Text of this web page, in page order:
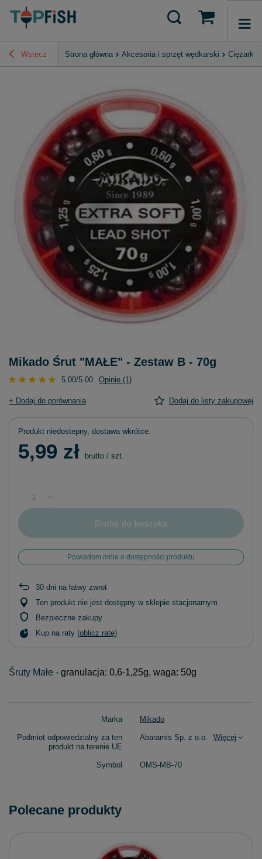
Wstecz Strona główna Akcesoria i sprzęt wędkarski Ciężarki
Mikado Śrut "MAŁE" - Zestaw B - 70g
5.00/5.00 Opinie (1)
+ Dodaj do porównania Dodaj do listy zakupowej
Produkt niedostepny, dostawa wkrótce
5,99 zł brutto / szt.
Dodaj do koszyka
Powiadom mnie o dostępności produktu
30 dni na łatwy zwrot
Ten produkt nie jest dostępny w sklepie stacjonarnym
Bezpieczne zakupy
Kup na raty (oblicz ratę)
Śruty Małe - granulacja: 0,6-1,25g, waga: 50g
Marka Mikado
Podmiot odpowiedzialny za ten
produkt na terenie UE
Abaramis Sp. z o.o. Więcej
Symbol OMS-MB-70
Polecane produkty